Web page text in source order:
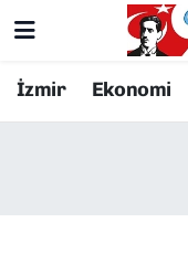
İzmir Ekonomi
Resmi İlanlar
Konak
Süper Lig